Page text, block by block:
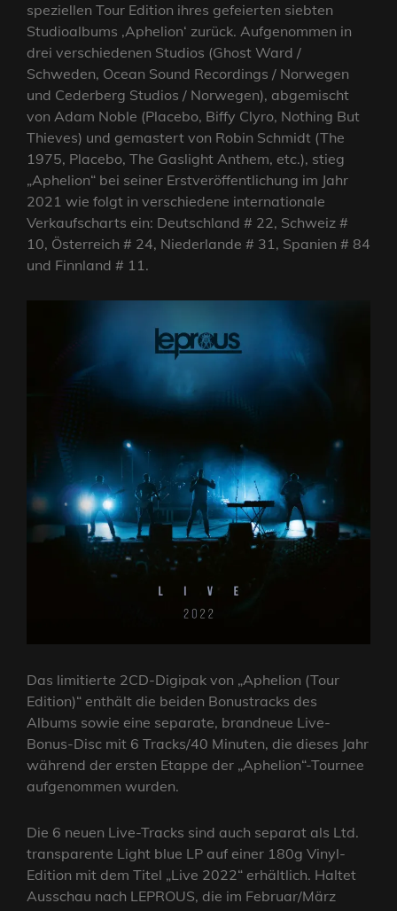
speziellen Tour Edition ihres gefeierten siebten
Studioalbums ‚Aphelion‘ zurück. Aufgenommen in
drei verschiedenen Studios (Ghost Ward /
Schweden, Ocean Sound Recordings / Norwegen
und Cederberg Studios / Norwegen), abgemischt
von Adam Noble (Placebo, Biffy Clyro, Nothing But
Thieves) und gemastert von Robin Schmidt (The
1975, Placebo, The Gaslight Anthem, etc.), stieg
„Aphelion“ bei seiner Erstveröffentlichung im Jahr
2021 wie folgt in verschiedene internationale
Verkaufscharts ein: Deutschland # 22, Schweiz #
10, Österreich # 24, Niederlande # 31, Spanien # 84
und Finnland # 11.
Das limitierte 2CD-Digipak von „Aphelion (Tour
Edition)“ enthält die beiden Bonustracks des
Albums sowie eine separate, brandneue Live-
Bonus-Disc mit 6 Tracks/40 Minuten, die dieses Jahr
während der ersten Etappe der „Aphelion“-Tournee
aufgenommen wurden.
Die 6 neuen Live-Tracks sind auch separat als Ltd.
transparente Light blue LP auf einer 180g Vinyl-
Edition mit dem Titel „Live 2022“ erhältlich. Haltet
Ausschau nach LEPROUS, die im Februar/März